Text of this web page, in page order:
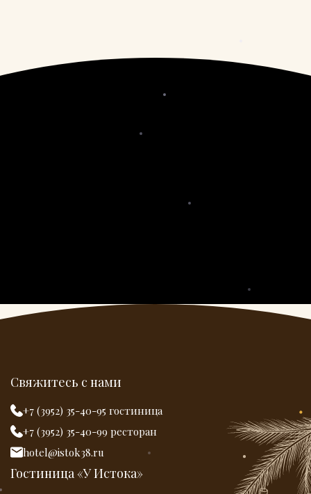
Свяжитесь с нами
+7 (3952) 35-40-95 гостиница
+7 (3952) 35-40-99 ресторан
hotel@istok38.ru
Гостиница «У Истока»